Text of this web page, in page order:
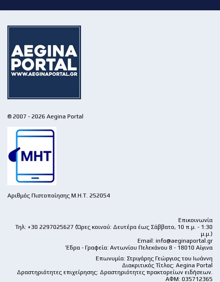
© 2007 - 2026 Aegina Portal
Αριθμός Πιστοποίησης Μ.Η.Τ. 252054
Επικοινωνία
Τηλ: +30 2297025627 (Ώρες κοινού: Δευτέρα έως Σάββατο, 10 π.μ. - 1:30
μ.μ.)
Email: info@aeginaportal.gr
Έδρα - Γραφεία: Αντωνίου Πελεκάνου 8 - 18010 Αίγινα
Επωνυμία: Στριγάρης Γεώργιος του Ιωάννη
Διακριτικός Τίτλος: Aegina Portal
Δραστηριότητες επιχείρησης: Δραστηριότητες πρακτορείων ειδήσεων.
ΑΦΜ: 035712365